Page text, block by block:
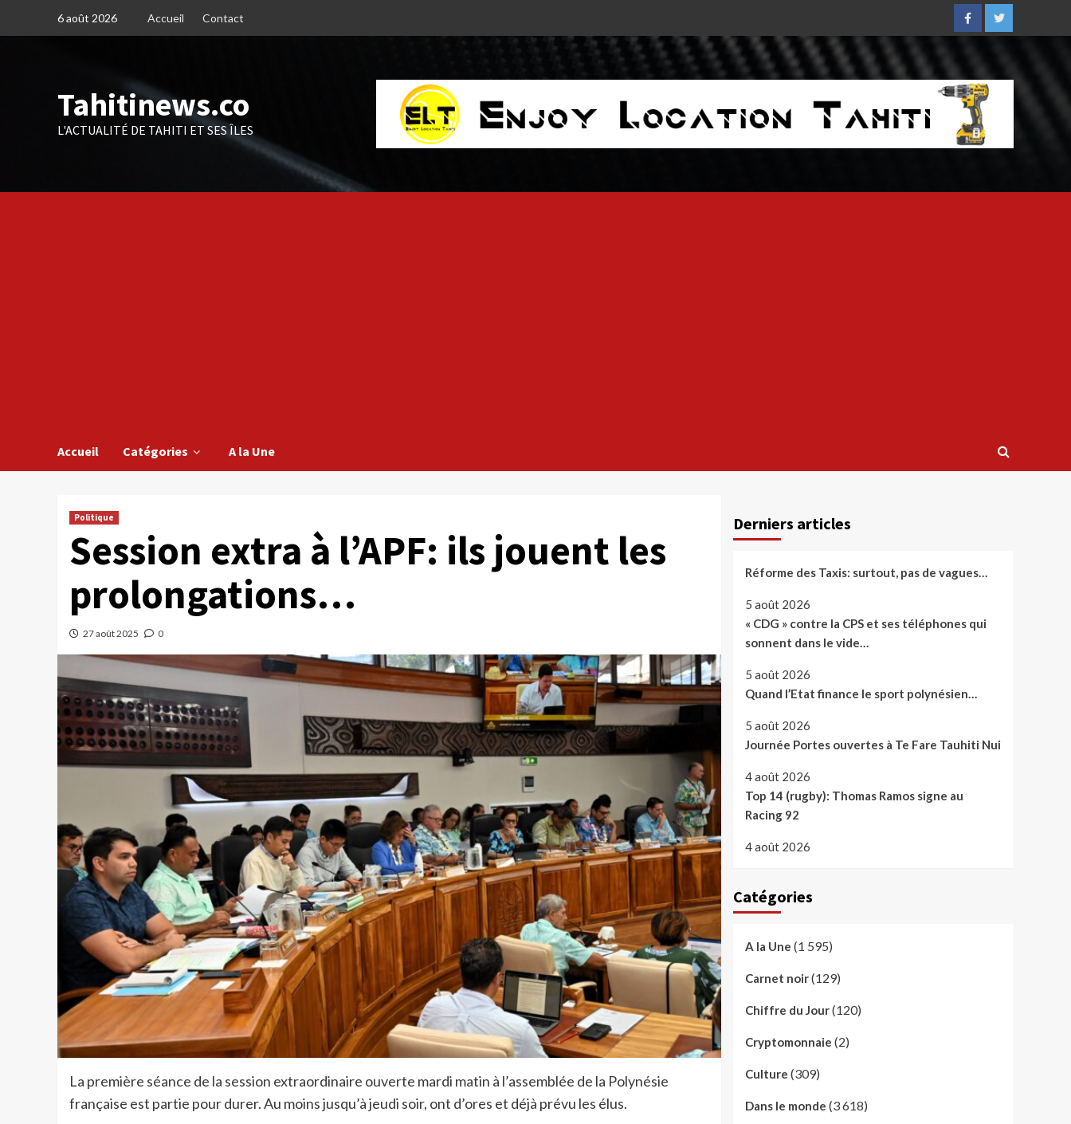
6 août 2026 Accueil Contact
FacebookTwitter
Tahitinews.co
L'ACTUALITÉ DE TAHITI ET SES ÎLES
Accueil Catégories A la Une
Politique
Session extra à l’APF: ils jouent les
prolongations…
27 août 2025 0
La première séance de la session extraordinaire ouverte mardi matin à l’assemblée de la Polynésie
française est partie pour durer. Au moins jusqu’à jeudi soir, ont d’ores et déjà prévu les élus.
Derniers articles
Réforme des Taxis: surtout, pas de vagues…
5 août 2026
« CDG » contre la CPS et ses téléphones qui
sonnent dans le vide…
5 août 2026
Quand l’Etat finance le sport polynésien…
5 août 2026
Journée Portes ouvertes à Te Fare Tauhiti Nui
4 août 2026
Top 14 (rugby): Thomas Ramos signe au
Racing 92
4 août 2026
Catégories
A la Une (1 595)
Carnet noir(129)
Chiffre du Jour(120)
Cryptomonnaie (2)
Culture (309)
Dans le monde (3 618)